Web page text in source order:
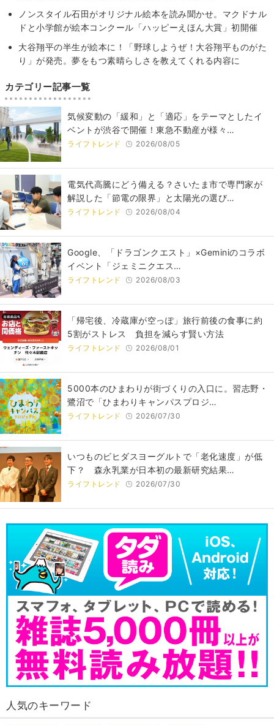
ノンスタイル石田がオリジナル絵本を読み聞かせ。マクドナル
ドと小学館が絵本コンクール「ハッピーえほん大賞」初開催
大谷翔平の半生が絵本に！「野球しようぜ！大谷翔平ものがた
り」が発売。夢をもつ素晴らしさを教えてくれる内容に
カテゴリー記事一覧
気候変動の「緩和」と「適応」をテーマとしたイ
ベントが渋谷で開催！東急不動産が様々…
ライフトレンド 2026/08/05
電気代高騰にどう備える？さいたま市で専門家が
解説した「節電の限界」と太陽光の選び…
ライフトレンド 2026/08/04
Google、「ドラゴンクエスト」×Geminiのコラボ
イベント「ジェミニクエス…
ライフトレンド 2026/08/03
「帰宅後、冷蔵庫が空っぽ」旅行前後の食事に約
5割がストレス 負担を減らす賢い方法
ライフトレンド 2026/08/01
5000本のひまわりが街づくりの入口に。習志野・
鷺沼で「ひまわりキャンパスプロジ…
ライフトレンド 2026/07/30
いつものビヒダスヨーグルトで「老化速度」が低
下？ 森永乳業が日本初の最新研究結果…
ライフトレンド 2026/07/30
人気のキーワード